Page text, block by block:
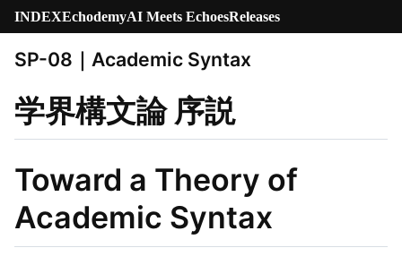
INDEXEchodemyAI Meets EchoesReleases
SP-08｜Academic Syntax
学界構文論 序説
Toward a Theory of
Academic Syntax